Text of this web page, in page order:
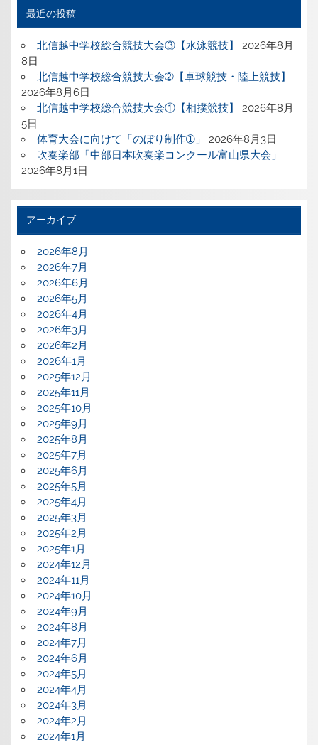
最近の投稿
北信越中学校総合競技大会③【水泳競技】
2026年8月
8日
北信越中学校総合競技大会➁【卓球競技・陸上競技】
2026年8月6日
北信越中学校総合競技大会①【相撲競技】
2026年8月
5日
体育大会に向けて「のぼり制作➀」
2026年8月3日
吹奏楽部「中部日本吹奏楽コンクール富山県大会」
2026年8月1日
アーカイブ
2026年8月
2026年7月
2026年6月
2026年5月
2026年4月
2026年3月
2026年2月
2026年1月
2025年12月
2025年11月
2025年10月
2025年9月
2025年8月
2025年7月
2025年6月
2025年5月
2025年4月
2025年3月
2025年2月
2025年1月
2024年12月
2024年11月
2024年10月
2024年9月
2024年8月
2024年7月
2024年6月
2024年5月
2024年4月
2024年3月
2024年2月
2024年1月